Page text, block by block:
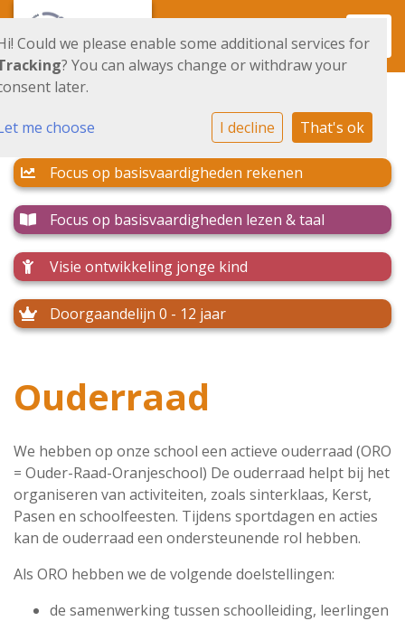
Focus op basisvaardigheden rekenen
Focus op basisvaardigheden lezen & taal
Visie ontwikkeling jonge kind
Doorgaandelijn 0 - 12 jaar
Ouderraad
We hebben op onze school een actieve ouderraad (ORO
= Ouder-Raad-Oranjeschool) De ouderraad helpt bij het
organiseren van activiteiten, zoals sinterklaas, Kerst,
Pasen en schoolfeesten. Tijdens sportdagen en acties
kan de ouderraad een ondersteunende rol hebben.
Als ORO hebben we de volgende doelstellingen:
de samenwerking tussen schoolleiding, leerlingen
Could we please enable some additional services for
? You can always change or withdraw your
later.
me choose I decline That's ok